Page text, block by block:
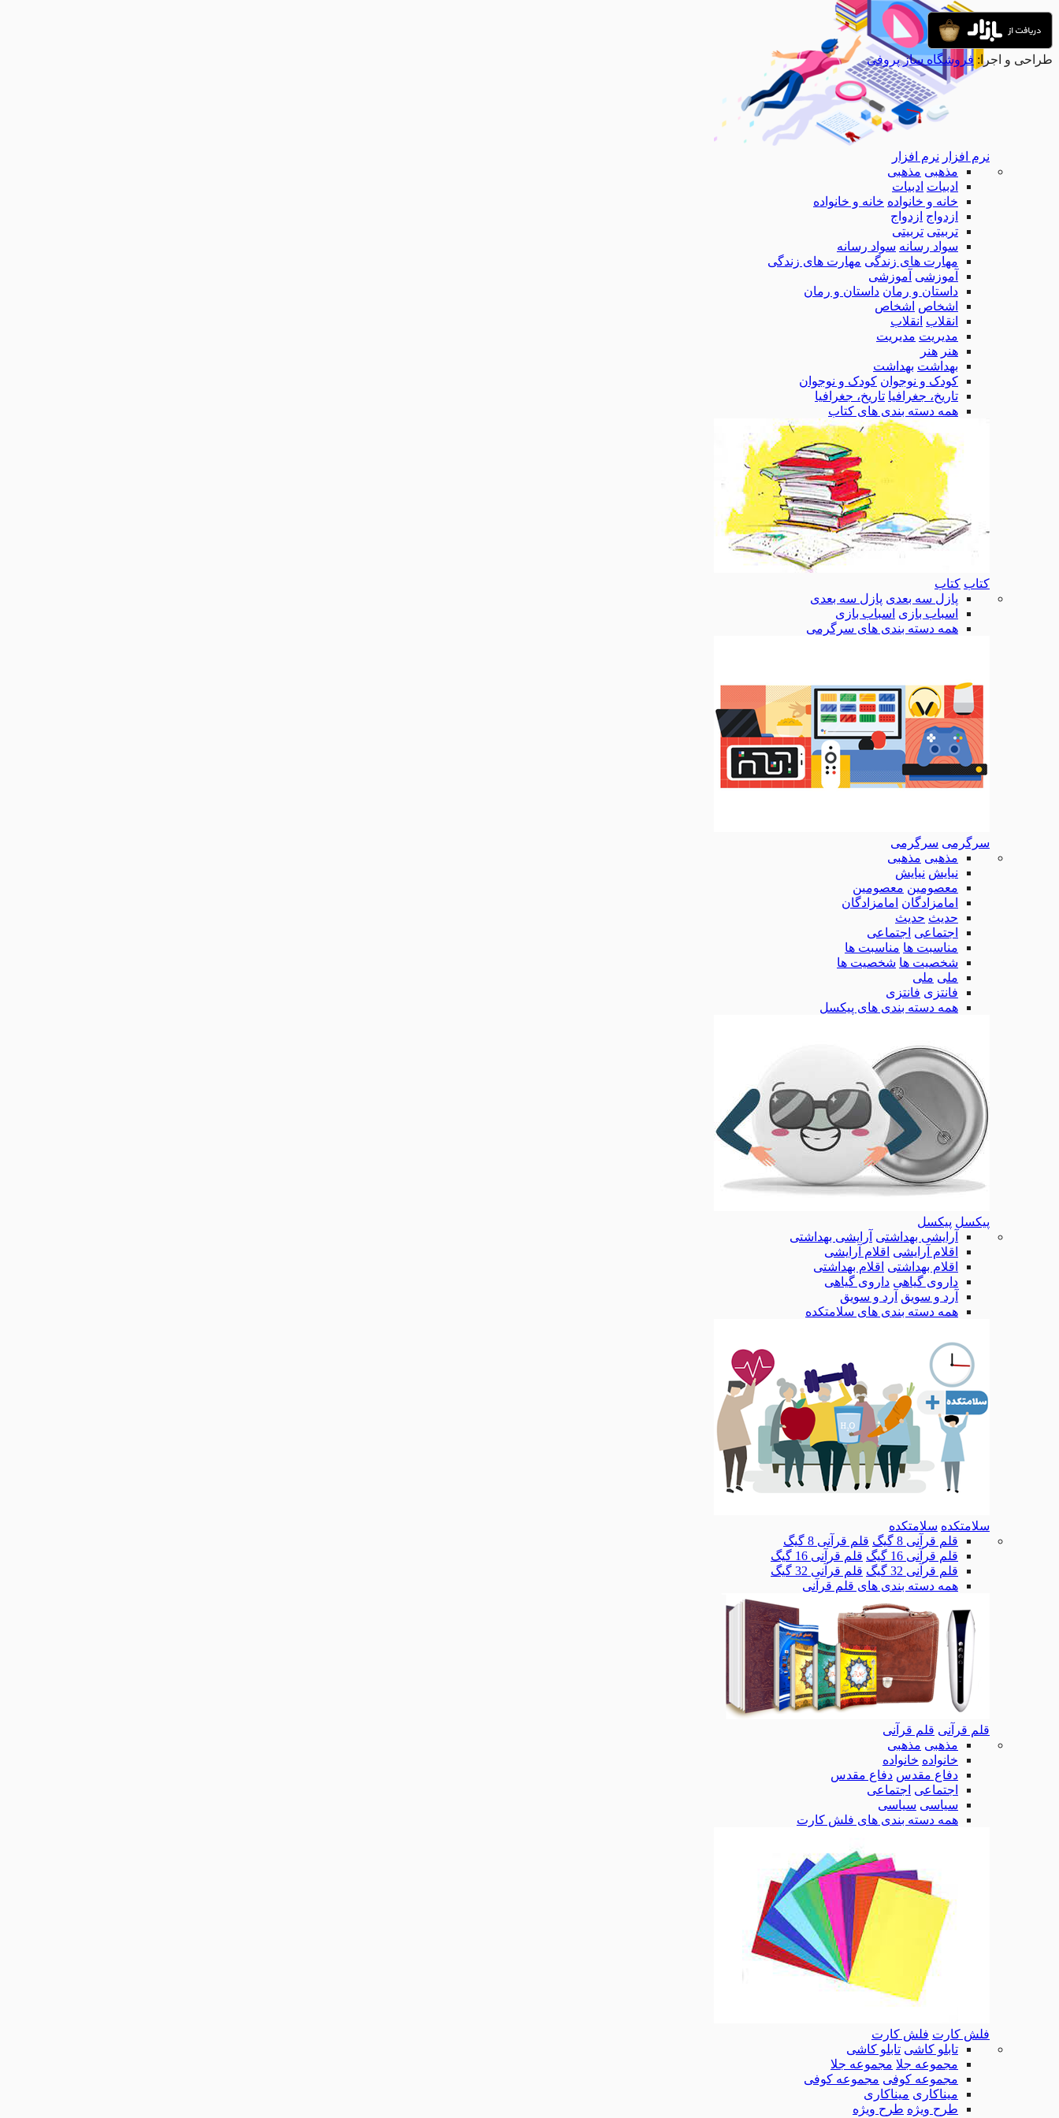
نرم افزار نرم افزار
مذهبی مذهبی
ادبیات ادبیات
خانه و خانواده خانه و خانواده
ازدواج ازدواج
تربیتی تربیتی
سواد رسانه سواد رسانه
مهارت های زندگی مهارت های زندگی
آموزشی آموزشی
داستان و رمان داستان و رمان
اشخاص اشخاص
انقلاب انقلاب
مدیریت مدیریت
هنر هنر
بهداشت بهداشت
کودک و نوجوان کودک و نوجوان
تاریخ، جغرافیا تاریخ، جغرافیا
همه دسته بندی های کتاب
کتاب کتاب
پازل سه بعدی پازل سه بعدی
اسباب بازی اسباب بازی
همه دسته بندی های سرگرمی
سرگرمی سرگرمی
مذهبی مذهبی
نیایش نیایش
معصومین معصومین
امامزادگان امامزادگان
حدیث حدیث
اجتماعی اجتماعی
مناسبت ها مناسبت ها
شخصیت ها شخصیت ها
ملی ملی
فانتزی فانتزی
همه دسته بندی های پیکسل
پیکسل پیکسل
آرایشی بهداشتی آرایشی بهداشتی
اقلام آرایشی اقلام آرایشی
اقلام بهداشتی اقلام بهداشتی
داروی گیاهی داروی گیاهی
آرد و سویق آرد و سویق
همه دسته بندی های سلامتکده
سلامتکده سلامتکده
قلم قرآنی 8 گیگ
قلم قرآنی 8 گیگ
قلم قرآنی 16 گیگ
قلم قرآنی 16 گیگ
قلم قرآنی 32 گیگ
قلم قرآنی 32 گیگ
همه دسته بندی های قلم قرآنی
قلم قرآنی قلم قرآنی
مذهبی مذهبی
خانواده خانواده
دفاع مقدس دفاع مقدس
اجتماعی اجتماعی
سیاسی سیاسی
همه دسته بندی های فلش کارت
فلش کارت فلش کارت
تابلو کاشی تابلو کاشی
مجموعه جلا مجموعه جلا
مجموعه کوفی مجموعه کوفی
میناکاری میناکاری
طرح ویژه طرح ویژه
طراحی و اجرا: فروشگاه ساز پروفی